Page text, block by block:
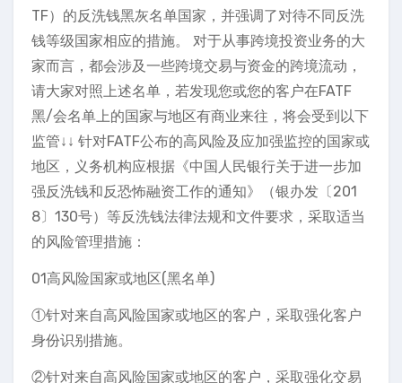
TF）的反洗钱黑灰名单国家，并强调了对待不同反洗
钱等级国家相应的措施。 对于从事跨境投资业务的大
家而言，都会涉及一些跨境交易与资金的跨境流动，
请大家对照上述名单，若发现您或您的客户在FATF
黑/会名单上的国家与地区有商业来往，将会受到以下
监管↓↓ 针对FATF公布的高风险及应加强监控的国家或
地区，义务机构应根据《中国人民银行关于进一步加
强反洗钱和反恐怖融资工作的通知》（银办发〔201
8〕130号）等反洗钱法律法规和文件要求，采取适当
的风险管理措施：
01高风险国家或地区(黑名单)
①针对来自高风险国家或地区的客户，采取强化客户
身份识别措施。
②针对来自高风险国家或地区的客户，采取强化交易